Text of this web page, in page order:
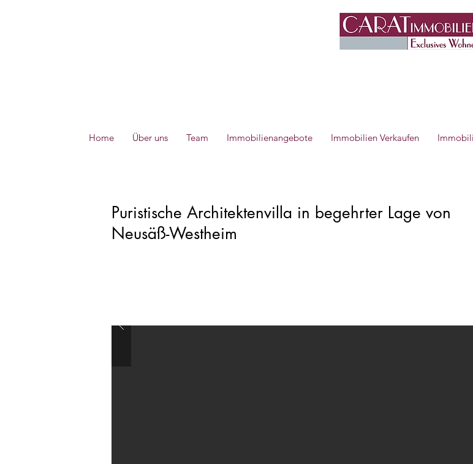
Home Über uns Team Immobilienangebote Immobilien Verkaufen
Puristische Architektenvilla in begehrter Lage von
Neusäß-Westheim